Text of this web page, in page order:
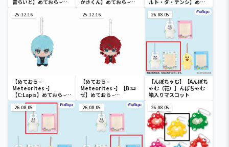
雷らいと】めておら –
み
かさくん】めておら –
み
ルト・ダ・テンシ】めて
おら – Meteorites – ち
びぐるみ
25.12.16
【めておら –
Meteorites -】
【C:Lapis】めておら –
Meteorites – ちびぐる
み
25.12.16
【めておら –
Meteorites -】【B:ロ
ゼ】めておら –
Meteorites – ちびぐる
み
26.08.05
【んぽちゃむ】【Aんぽち
ゃむ（花）】んぽちゃむ
箱入りマスコット
26.08.05 26.08.05 26.08.05